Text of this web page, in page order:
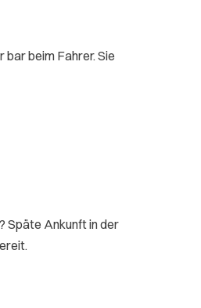
bar beim Fahrer. Sie
Späte Ankunft in der